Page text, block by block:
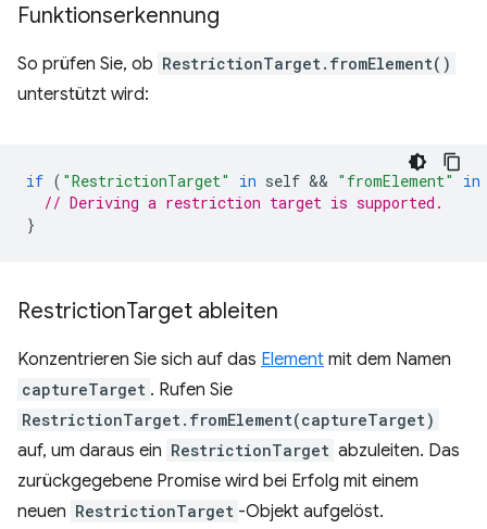
Funktionserkennung
So prüfen Sie, ob RestrictionTarget.fromElement()
unterstützt wird:
if ( "RestrictionTarget" in self && "fromElement"
in
// Deriving a restriction target is supported.
}
RestrictionTarget ableiten
Konzentrieren Sie sich auf das Element mit dem Namen
captureTarget . Rufen Sie
RestrictionTarget.fromElement(captureTarget)
auf, um daraus ein RestrictionTarget abzuleiten. Das
zurückgegebene Promise wird bei Erfolg mit einem
neuen RestrictionTarget -Objekt aufgelöst.